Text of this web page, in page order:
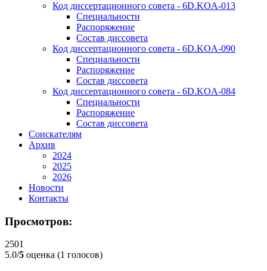
Код диссертационного совета - 6D.KOA-013
Специальности
Распоряжение
Состав диссовета
Код диссертационного совета - 6D.KOA-090
Специальности
Распоряжение
Состав диссовета
Код диссертационного совета - 6D.KOA-084
Специальности
Распоряжение
Состав диссовета
Соискателям
Архив
2024
2025
2026
Новости
Контакты
Просмотров:
2501
5.0/5 оценка (1 голосов)